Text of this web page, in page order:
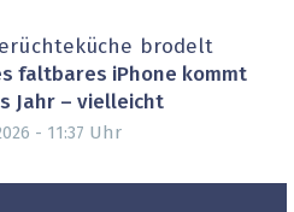
brodelt
faltbares iPhone kommt
Jahr – vielleicht
- 11:37 Uhr